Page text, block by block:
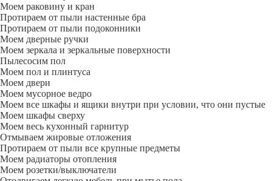
Моем раковину и кран
Протираем от пыли настенные бра
Протираем от пыли подоконники
Моем дверные ручки
Моем зеркала и зеркальные поверхности
Пылесосим пол
Моем пол и плинтуса
Моем двери
Моем мусорное ведро
Моем все шкафы и ящики внутри при условии, что они пустые
Моем шкафы сверху
Моем весь кухонный гарнитур
Отмываем жировые отложения
Протираем от пыли все крупные предметы
Моем радиаторы отопления
Моем розетки/выключатели